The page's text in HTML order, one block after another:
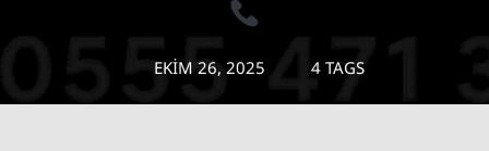
EKIM 26, 2025 4 TAGS